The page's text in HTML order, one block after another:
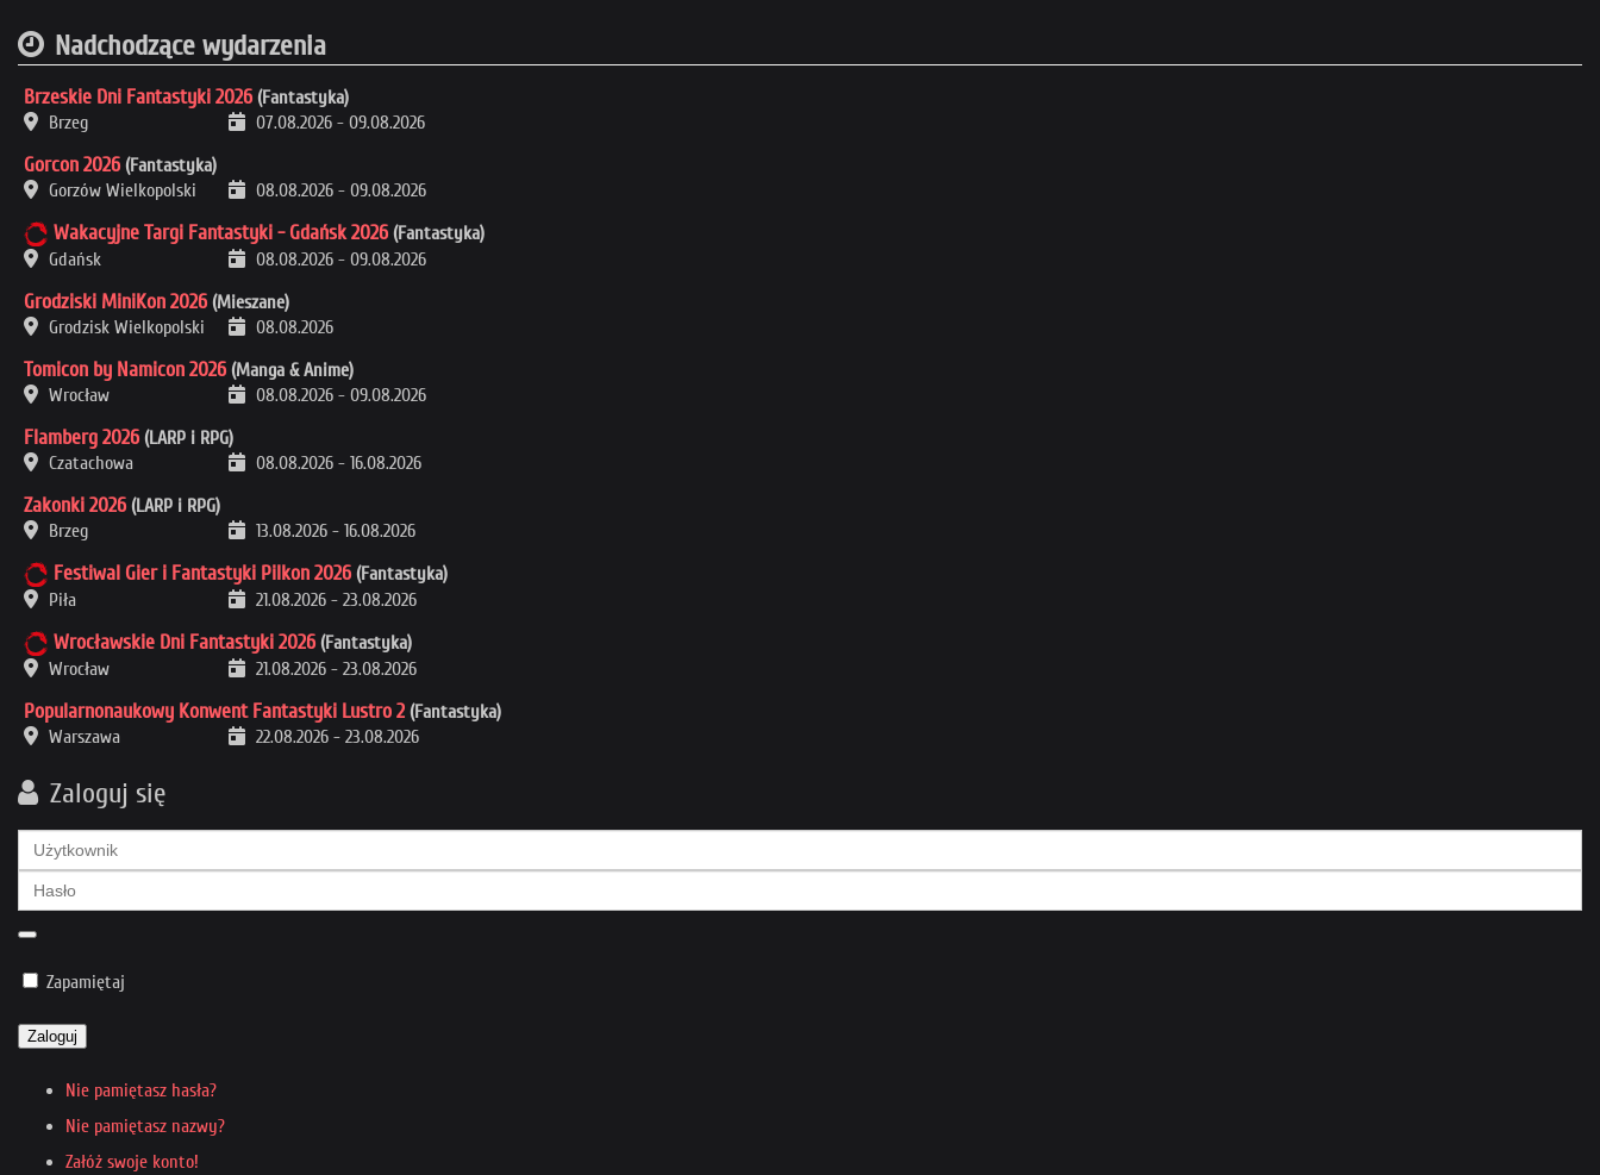
Nadchodzące wydarzenia
Brzeskie Dni Fantastyki 2026 (Fantastyka)
Brzeg
07.08.2026 - 09.08.2026
Gorcon 2026 (Fantastyka)
Gorzów Wielkopolski
08.08.2026 - 09.08.2026
Wakacyjne Targi Fantastyki - Gdańsk 2026 (Fantastyka)
Gdańsk
08.08.2026 - 09.08.2026
Grodziski MiniKon 2026 (Mieszane)
Grodzisk Wielkopolski
08.08.2026
Tomicon by Namicon 2026 (Manga & Anime)
Wrocław
08.08.2026 - 09.08.2026
Flamberg 2026 (LARP i RPG)
Czatachowa
08.08.2026 - 16.08.2026
Zakonki 2026 (LARP i RPG)
Brzeg
13.08.2026 - 16.08.2026
Festiwal Gier i Fantastyki Pilkon 2026 (Fantastyka)
Piła
21.08.2026 - 23.08.2026
Wrocławskie Dni Fantastyki 2026 (Fantastyka)
Wrocław
21.08.2026 - 23.08.2026
Popularnonaukowy Konwent Fantastyki Lustro 2 (Fantastyka)
Warszawa
22.08.2026 - 23.08.2026
Zaloguj się
Zapamiętaj
Zaloguj
Nie pamiętasz hasła?
Nie pamiętasz nazwy?
Załóż swoje konto!